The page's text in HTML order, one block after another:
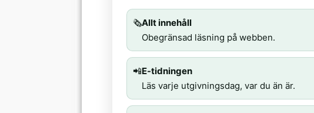
🗞️Allt innehåll
Obegränsad läsning på webben.
📲E-tidningen
Läs varje utgivningsdag, var du än är.